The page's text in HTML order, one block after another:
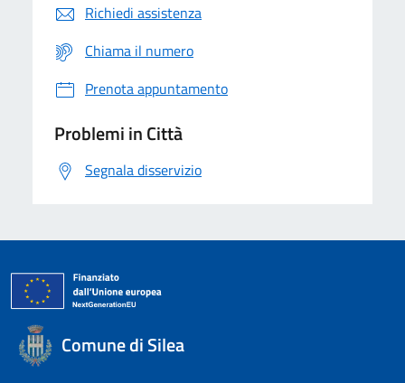
Richiedi assistenza
Chiama il numero
Prenota appuntamento
Problemi in Città
Segnala disservizio
Comune di Silea